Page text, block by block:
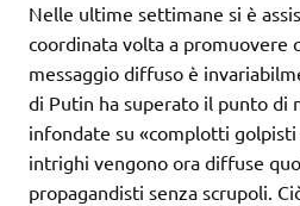
Nelle ultime settimane si è
coordinata volta a promuovere
messaggio diffuso è
di Putin ha superato il punto di
infondate su «complotti
intrighi vengono ora diffuse
propagandisti senza scrupoli.